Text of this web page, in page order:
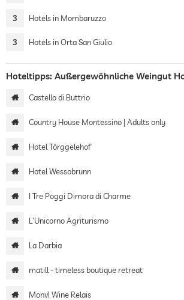
3 Hotels in Mombaruzzo
3 Hotels in Orta San Giulio
Hoteltipps: Außergewöhnliche Weingut
Castello di Buttrio
Country House Montessino | Adults only
Hotel Törggelehof
Hotel Wessobrunn
I Tre Poggi Dimora di Charme
L'Unicorno Agriturismo
La Darbia
matill - timeless boutique retreat
Monvì Wine Relais